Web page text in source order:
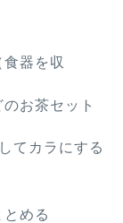
器を収
お茶セット
てカラにする
める